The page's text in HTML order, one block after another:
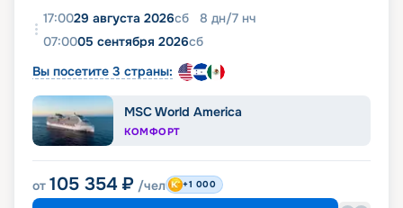
17:0029 августа 2026сб 8 дн/7 нч
07:0005 сентября 2026сб
Вы посетите 3 страны:
MSC World America
КОМФОРТ
от 105 354 ₽ /чел +1 000